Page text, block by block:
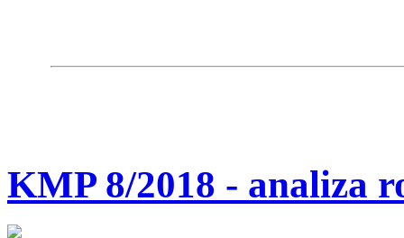
KMP 8/2018 - analiza